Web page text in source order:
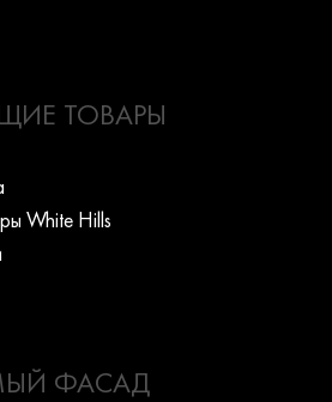
ТОВАРЫ
White Hills
ФАСАД